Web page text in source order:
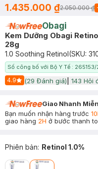
1.435.000 ₫2.050.000 ₫
Obagi
Kem Dưỡng Obagi
28g
1.0 Soothing Retinol(SKU:
Số công bố với Bộ Y Tế : 265153/
4.9
Start Icon
(29 Đánh giá) 143 Hỏi
Giao Nhanh
Bạn muốn nhận hàng trước
giao hàng 2H ở bước thanh
Phiên bản: Retinol 1.0%